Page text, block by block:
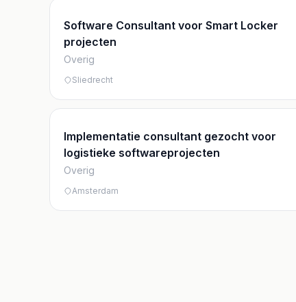
Software Consultant voor Smart Locker
projecten
Overig
Sliedrecht
Implementatie consultant gezocht voor
logistieke softwareprojecten
Overig
Amsterdam